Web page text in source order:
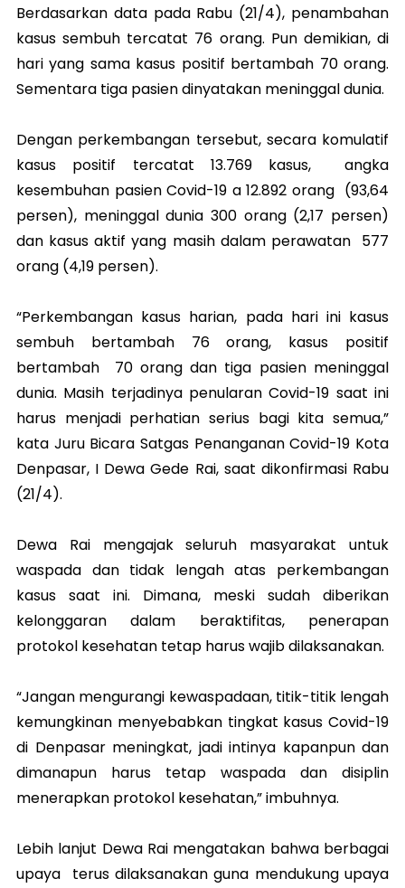
Berdasarkan data pada Rabu (21/4), penambahan
kasus sembuh tercatat 76 orang. Pun demikian, di
hari yang sama kasus positif bertambah 70 orang.
Sementara tiga pasien dinyatakan meninggal dunia.
Dengan perkembangan tersebut, secara komulatif
kasus positif tercatat 13.769 kasus, angka
kesembuhan pasien Covid-19 a 12.892 orang (93,64
persen), meninggal dunia 300 orang (2,17 persen)
dan kasus aktif yang masih dalam perawatan 577
orang (4,19 persen).
“Perkembangan kasus harian, pada hari ini kasus
sembuh bertambah 76 orang, kasus positif
bertambah 70 orang dan tiga pasien meninggal
dunia. Masih terjadinya penularan Covid-19 saat ini
harus menjadi perhatian serius bagi kita semua,”
kata Juru Bicara Satgas Penanganan Covid-19 Kota
Denpasar, I Dewa Gede Rai, saat dikonfirmasi Rabu
(21/4).
Dewa Rai mengajak seluruh masyarakat untuk
waspada dan tidak lengah atas perkembangan
kasus saat ini. Dimana, meski sudah diberikan
kelonggaran dalam beraktifitas, penerapan
protokol kesehatan tetap harus wajib dilaksanakan.
“Jangan mengurangi kewaspadaan, titik-titik lengah
kemungkinan menyebabkan tingkat kasus Covid-19
di Denpasar meningkat, jadi intinya kapanpun dan
dimanapun harus tetap waspada dan disiplin
menerapkan protokol kesehatan,” imbuhnya.
Lebih lanjut Dewa Rai mengatakan bahwa berbagai
upaya terus dilaksanakan guna mendukung upaya